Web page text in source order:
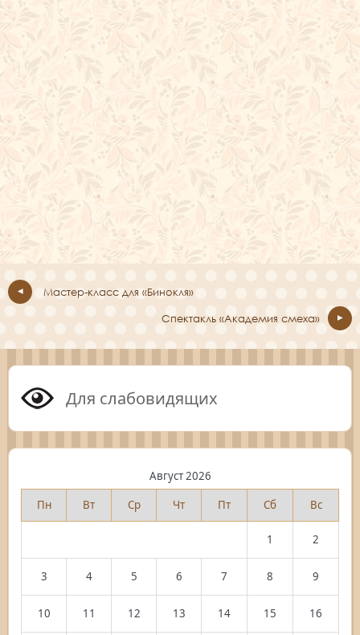
Мастер-класс для «Бинокля»
Спектакль «Академия смеха»
Для слабовидящих
Август 2026
Пн
Вт Ср Чт Пт Сб Вс
1 2
3 4 5 6 7 8 9
10 11 12 13 14 15 16